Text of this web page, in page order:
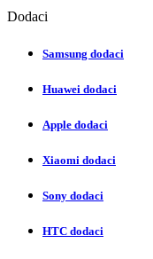
Dodaci
Samsung dodaci
Huawei dodaci
Apple dodaci
Xiaomi dodaci
Sony dodaci
HTC dodaci